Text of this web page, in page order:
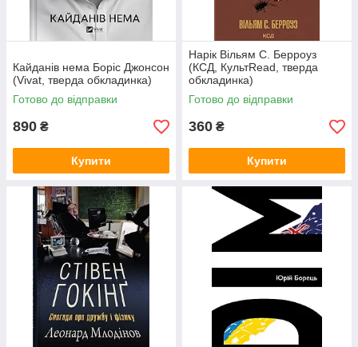
Кайданів нема Боріс Джонсон
(Vivat, тверда обкладинка)
Готово до відправки
890 ₴
Купити
Нарік Вільям С. Берроуз
(КСД, КультRead, тверда
обкладинка)
Готово до відправки
360 ₴
Купити